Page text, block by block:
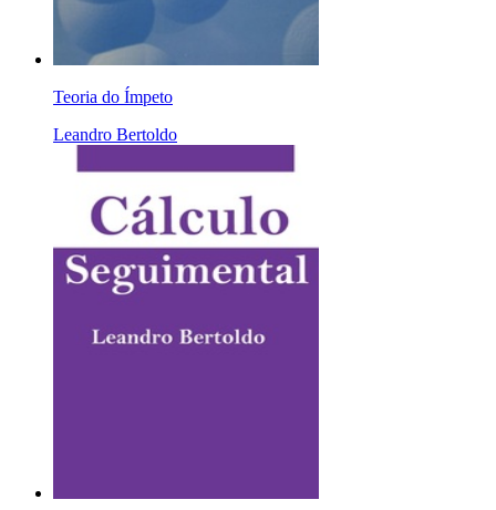
Teoria do Ímpeto
Leandro Bertoldo